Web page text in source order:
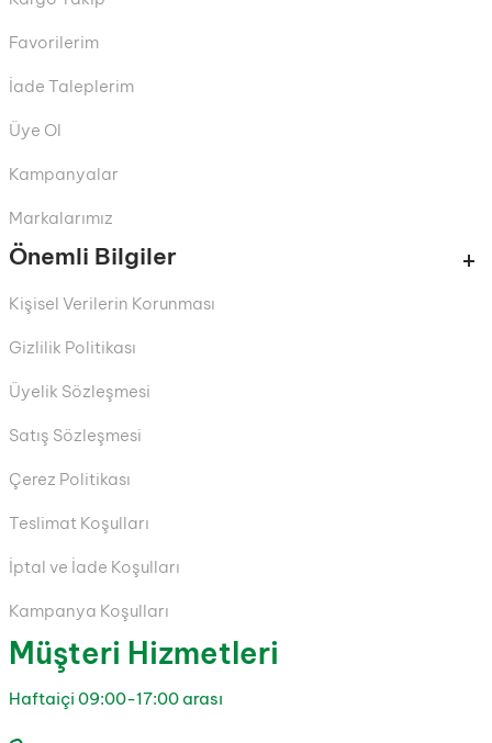
Favorilerim
İade Taleplerim
Üye Ol
Kampanyalar
Markalarımız
Önemli Bilgiler
Kişisel Verilerin Korunması
Gizlilik Politikası
Üyelik Sözleşmesi
Satış Sözleşmesi
Çerez Politikası
Teslimat Koşulları
İptal ve İade Koşulları
Kampanya Koşulları
Müşteri Hizmetleri
Haftaiçi 09:00-17:00 arası